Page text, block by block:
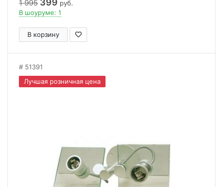
1 995 399 руб.
В шоуруме: 1
В корзину
51391
Лучшая розничная цена